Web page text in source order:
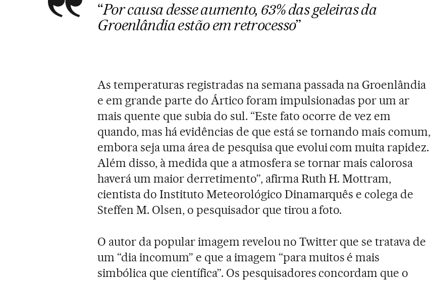
“Por causa desse aumento, 63% das geleiras da
Groenlândia estão em retrocesso”
As temperaturas registradas na semana passada na Groenlândia
e em grande parte do Ártico foram impulsionadas por um ar
mais quente que subia do sul. “Este fato ocorre de vez em
quando, mas há evidências de que está se tornando mais comum,
embora seja uma área de pesquisa que evolui com muita rapidez.
Além disso, à medida que a atmosfera se tornar mais calorosa
haverá um maior derretimento”, afirma Ruth H. Mottram,
cientista do Instituto Meteorológico Dinamarquês e colega de
Steffen M. Olsen, o pesquisador que tirou a foto.
O autor da popular imagem revelou no Twitter que se tratava de
um “dia incomum” e que a imagem “para muitos é mais
simbólica que científica”. Os pesquisadores concordam que o